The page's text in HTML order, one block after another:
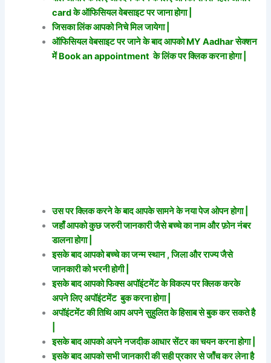
card के ऑफिसियल वेबसाइट पर जाना होगा |
जिसका लिंक आपको निचे मिल जायेगा |
ऑफिसियल वेबसाइट पर जाने के बाद आपको MY Aadhar सेक्शन
में Book an appointment के लिंक पर क्लिक करना होगा |
उस पर क्लिक करने के बाद आपके सामने के नया पेज ओपन होगा |
जहाँ आपको कुछ जरुरी जानकारी जैसे बच्चे का नाम और फ़ोन नंबर
डालना होगा |
इसके बाद आपको बच्चे का जन्म स्थान , जिला और राज्य जैसे
जानकारी को भरनी होगी |
इसके बाद आपको फिक्स अपॉइंटमेंट के विकल्प पर क्लिक करके
अपने लिए अपॉइंटमेंट बुक करना होगा |
अपॉइंटमेंट की तिथि आप अपने सुहुलित के हिसाब से बुक कर सकते है
इसके बाद आपको अपने नजदीक आधार सेंटर का चयन करना होगा |
इसके बाद आपको सभी जानकारी की सही प्रकार से जाँच कर लेना है